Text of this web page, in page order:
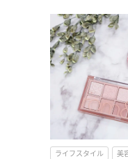
ライフスタイル 美